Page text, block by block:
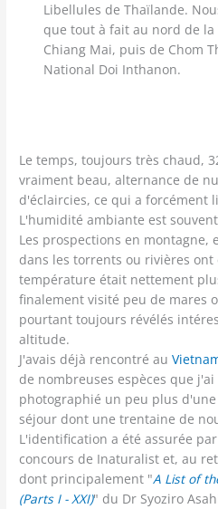
Libellules de Thaïlande.
que tout à fait au nord de
Chiang Mai, puis de Chom
National Doi Inthanon.
Le temps, toujours très chaud,
vraiment beau, alternance de
d'éclaircies, ce qui a forcément
L'humidité ambiante est
Les prospections en montagne,
dans les torrents ou rivières ont
température était nettement
finalement visité peu de mares
pourtant toujours révélés
altitude.
J'avais déjà rencontré au
de nombreuses espèces que
photographié un peu plus
séjour dont une trentaine de
L'identification a été assurée
concours de Inaturalist et, au
dont principalement "A List of
(Parts I - XXI)" du Dr Syoziro